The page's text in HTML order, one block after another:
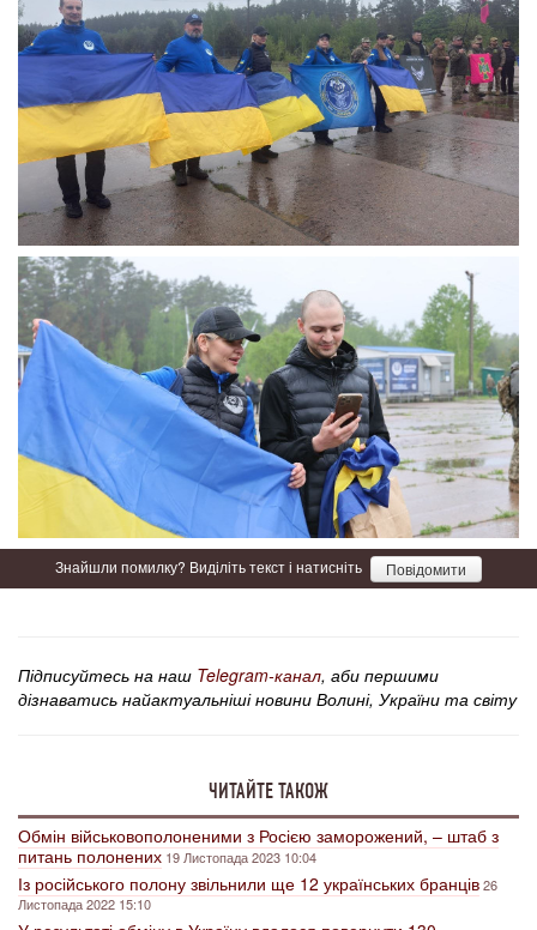
Знайшли помилку? Виділіть текст і натисніть Повідомити
Підписуйтесь на наш Telegram-канал, аби першими
дізнаватись найактуальніші новини Волині, України та світу
ЧИТАЙТЕ ТАКОЖ
Обмін військовополоненими з Росією заморожений, – штаб з
питань полонених 19 Листопада 2023 10:04
Із російського полону звільнили ще 12 українських бранців26
Листопада 2022 15:10